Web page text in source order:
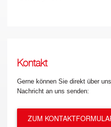
Kontakt
Gerne können Sie direkt über
Nachricht an uns senden:
ZUM